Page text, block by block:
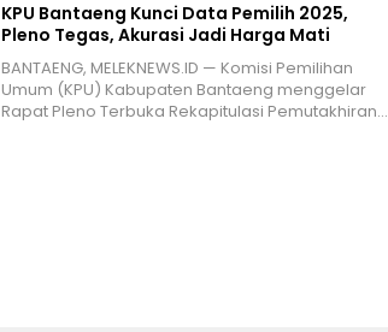
KPU Bantaeng Kunci Data Pemilih 2025,
Pleno Tegas, Akurasi Jadi Harga Mati
BANTAENG, MELEKNEWS.ID — Komisi Pemilihan
Umum (KPU) Kabupaten Bantaeng menggelar
Rapat Pleno Terbuka Rekapitulasi Pemutakhiran…